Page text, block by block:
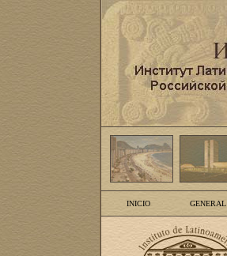
INICIO GENERAL